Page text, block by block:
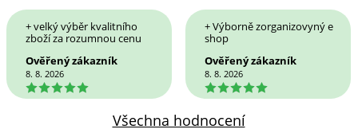
+ velký výběr kvalitního
zboží za rozumnou cenu
Ověřený zákazník
8. 8. 2026
5
+ Výborně zorganizovyný e
shop
Ověřený zákazník
8. 8. 2026
5
Všechna hodnocení